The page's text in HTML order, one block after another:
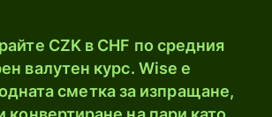
CZK в CHF по средния
валутен курс. Wise е
сметка за изпращане,